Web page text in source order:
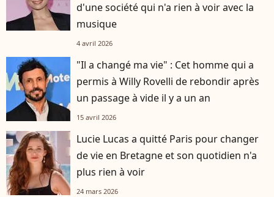
d'une société qui n'a rien à voir avec la
musique
4 avril 2026
"Il a changé ma vie" : Cet homme qui a
permis à Willy Rovelli de rebondir après
un passage à vide il y a un an
15 avril 2026
Lucie Lucas a quitté Paris pour changer
de vie en Bretagne et son quotidien n'a
plus rien à voir
24 mars 2026